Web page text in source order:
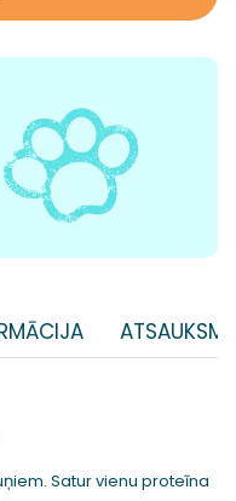
Satur vienu proteīna